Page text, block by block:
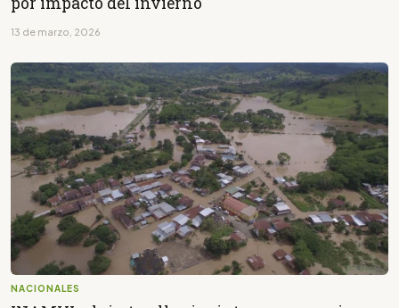
13 de marzo, 2026
NACIONALES